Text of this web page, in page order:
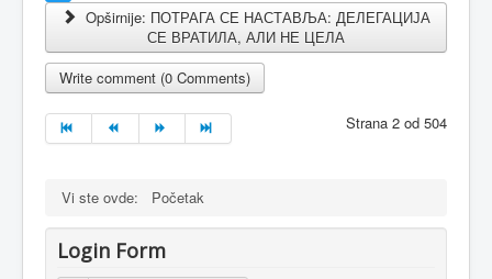
TwitterOpširnije: ПОТРАГА СЕ НАСТАВЉА: ДЕЛЕГАЦИЈА
СЕ ВРАТИЛА, АЛИ НЕ ЦЕЛА
Write comment (0 Comments)
Strana 2 od 504
Vi ste ovde: Početak
Login Form